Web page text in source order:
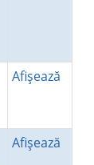
Afişează
Afişează